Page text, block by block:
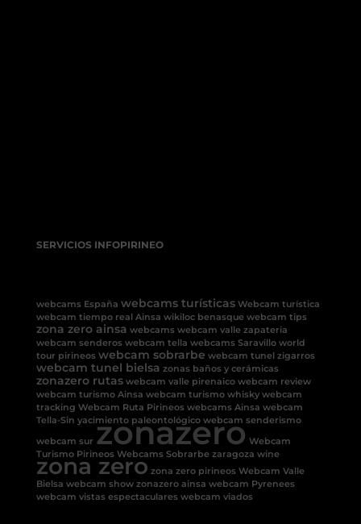
SERVICIOS INFOPIRINEO
webcams España webcams turísticas Webcam turística
webcam tiempo real Ainsa wikiloc benasque webcam tips
zona zero ainsa webcams webcam valle zapateria
webcam senderos webcam tella webcams Saravillo world
tour pirineos webcam sobrarbe webcam tunel zigarros
webcam tunel bielsa zonas baños y cerámicas
zonazero rutas webcam valle pirenaico webcam review
webcam turismo Ainsa webcam turismo whisky webcam
tracking Webcam Ruta Pirineos webcams Ainsa webcam
Tella-Sin yacimiento paleontológico webcam senderismo
webcam sur zonazero Webcam
Turismo Pirineos Webcams Sobrarbe zaragoza wine
zona zero zona zero pirineos Webcam Valle
Bielsa webcam show zonazero ainsa webcam Pyrenees
webcam vistas espectaculares webcam viados